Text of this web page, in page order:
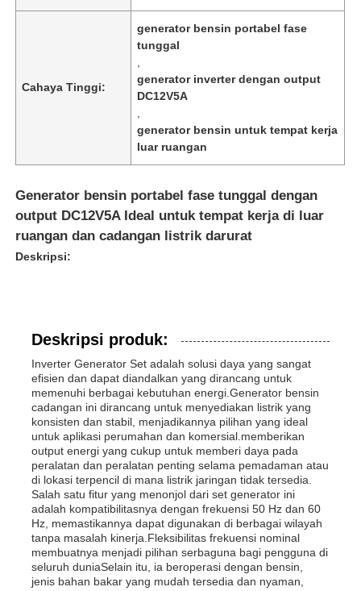
Rumah
Produk
Video
Cahaya Tinggi:
generator bensin portabel fase
tunggal
generator inverter dengan output
DC12V5A
generator bensin untuk tempat kerja
luar ruangan
Generator bensin portabel fase tunggal dengan
output DC12V5A Ideal untuk tempat kerja di luar
ruangan dan cadangan listrik darurat
Deskripsi:
Deskripsi produk:
Inverter Generator Set adalah solusi daya yang sangat
efisien dan dapat diandalkan yang dirancang untuk
memenuhi berbagai kebutuhan energi.Generator bensin
cadangan ini dirancang untuk menyediakan listrik yang
konsisten dan stabil, menjadikannya pilihan yang ideal
untuk aplikasi perumahan dan komersial.memberikan
output energi yang cukup untuk memberi daya pada
peralatan dan peralatan penting selama pemadaman atau
di lokasi terpencil di mana listrik jaringan tidak tersedia.
Salah satu fitur yang menonjol dari set generator ini
adalah kompatibilitasnya dengan frekuensi 50 Hz dan 60
Hz, memastikannya dapat digunakan di berbagai wilayah
tanpa masalah kinerja.Fleksibilitas frekuensi nominal
membuatnya menjadi pilihan serbaguna bagi pengguna di
seluruh duniaSelain itu, ia beroperasi dengan bensin,
jenis bahan bakar yang mudah tersedia dan nyaman,